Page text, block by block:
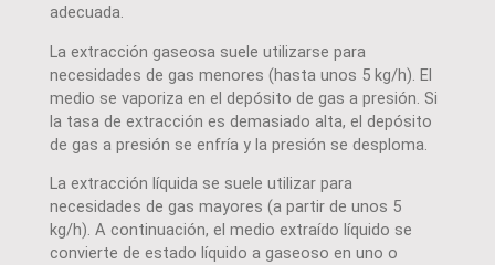
adecuada.
La extracción gaseosa suele utilizarse para
necesidades de gas menores (hasta unos 5 kg/h). El
medio se vaporiza en el depósito de gas a presión. Si
la tasa de extracción es demasiado alta, el depósito
de gas a presión se enfría y la presión se desploma.
La extracción líquida se suele utilizar para
necesidades de gas mayores (a partir de unos 5
kg/h). A continuación, el medio extraído líquido se
convierte de estado líquido a gaseoso en uno o